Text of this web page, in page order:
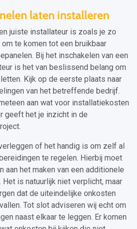
laten installeren
juiste installateur is zoals je zo
te komen tot een bruikbaar
Bij het inschakelen van een
is het van beslissend belang om
Kijk op de eerste plaats naar
van het betreffende bedrijf.
aan wat voor installatiekosten
geeft het je inzicht in de
of het handig is om zelf al
te regelen. Hierbij moet
aan het maken van een additionele
is natuurlijk niet verplicht, maar
dat de uiteindelijke onkosten
Tot slot adviseren wij echt om
naast elkaar te leggen. Er komen